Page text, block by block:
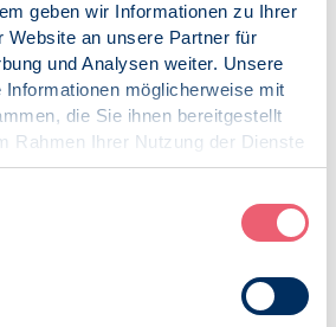
geben wir Informationen zu Ihrer
Website an unsere Partner für
und Analysen weiter. Unsere
Informationen möglicherweise mit
die Sie ihnen bereitgestellt
Rahmen Ihrer Nutzung der Dienste
viel Spaß beim Reinhören!